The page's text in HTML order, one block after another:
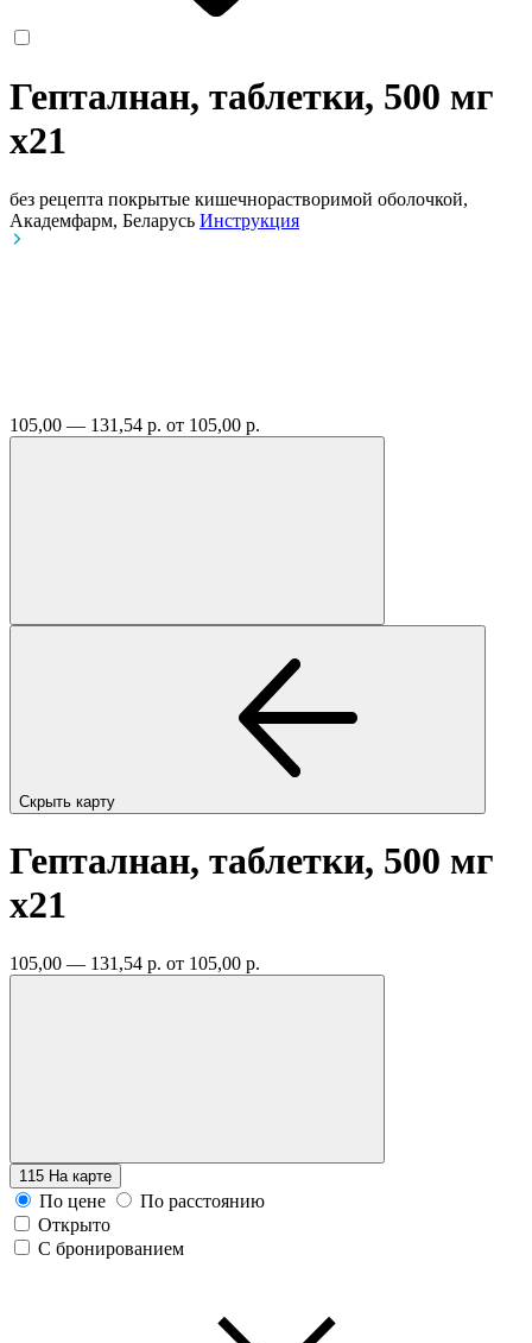
Гепталнан, таблетки, 500 мг
x21
без рецепта покрытые кишечнорастворимой оболочкой,
Академфарм, Беларусь Инструкция
105,00 — 131,54 р. от 105,00 р.
Скрыть карту
Гепталнан, таблетки, 500 мг
x21
105,00 — 131,54 р. от 105,00 р.
115 На карте
По цене
По расстоянию
Открыто
С бронированием